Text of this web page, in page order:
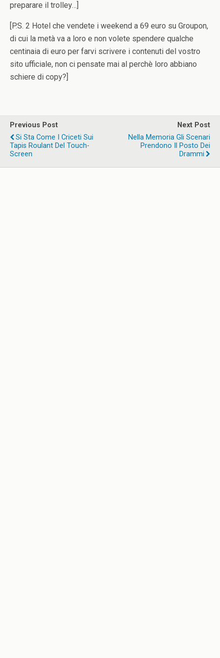
preparare il trolley…]
[P.S. 2 Hotel che vendete i weekend a 69 euro su Groupon,
di cui la metà va a loro e non volete spendere qualche
centinaia di euro per farvi scrivere i contenuti del vostro
sito ufficiale, non ci pensate mai al perchè loro abbiano
schiere di copy?]
Previous Post
Si Sta Come I Criceti Sui
Tapis Roulant Del Touch-
Screen
Next Post
Nella Memoria Gli Scenari
Prendono Il Posto Dei
Drammi